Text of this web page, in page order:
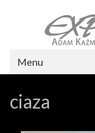
Menu
Reportaż ślubny
Usługi
ciaza